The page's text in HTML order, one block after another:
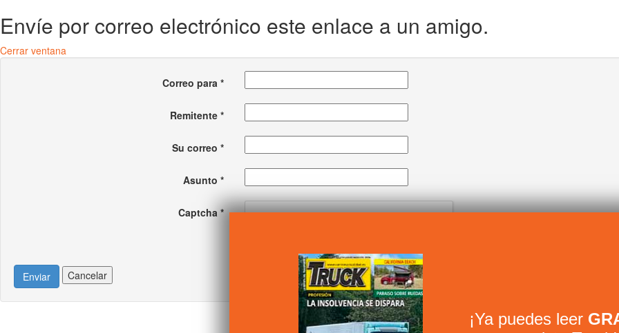
Envíe por correo electrónico este enlace a un amigo.
Cerrar ventana
Correo para*
Remitente*
Su correo *
Asunto *
Captcha*
Enviar Cancelar
¡Ya puedes leer